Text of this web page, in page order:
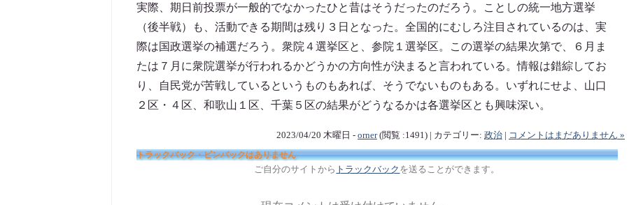
実際、期日前投票が一般的でなかったひと昔はそうだったのだろう。ことしの統一地方選挙
（後半戦）も、活動できる期間は残り３日となった。全国的にむしろ注目されているのは、実
際は国政選挙の補選だろう。衆院４選挙区と、参院１選挙区。この選挙の結果次第で、６月ま
たは７月に衆院選挙が行われるかどうかの方向性が決まると言われている。情報は錯綜してお
り、自民党が苦戦しているというものもあれば、そうでないものもある。いずれにせよ、山口
２区・４区、和歌山１区、千葉５区の結果がどうなるかは各選挙区とも興味深い。
2023/04/20 木曜日 - orner(閲覧 :1491) | カテゴリー: 政治|
コメントはまだありません »
トラックバック・ピンバックはありません
ご自分のサイトから トラックバック を送ることができます。